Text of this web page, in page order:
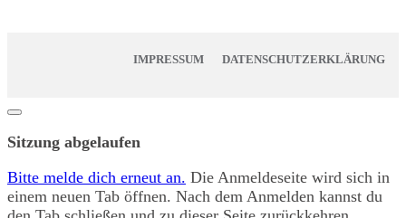
IMPRESSUM DATENSCHUTZERKLÄRUNG
Dialog
Sitzung abgelaufen
Bitte melde dich erneut an. Die Anmeldeseite wird sich in
einem neuen Tab öffnen. Nach dem Anmelden kannst du